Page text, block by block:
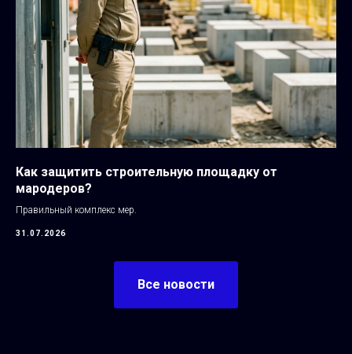
Как защитить строительную площадку от
мародеров?
Правильный комплекс мер.
31.07.2026
Все новости